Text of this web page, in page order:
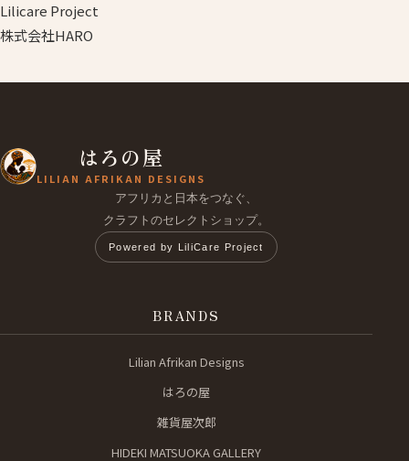
Lilicare Project
株式会社HARO
はろの屋
LILIAN AFRIKAN DESIGNS
アフリカと日本をつなぐ、
クラフトのセレクトショップ。
Powered by LiliCare Project
BRANDS
Lilian Afrikan Designs
はろの屋
雑貨屋次郎
HIDEKI MATSUOKA GALLERY